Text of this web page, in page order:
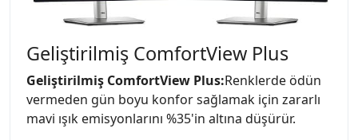
Geliştirilmiş ComfortView Plus
Geliştirilmiş ComfortView Plus:Renklerde ödün
vermeden gün boyu konfor sağlamak için zararlı
mavi ışık emisyonlarını %35'in altına düşürür.